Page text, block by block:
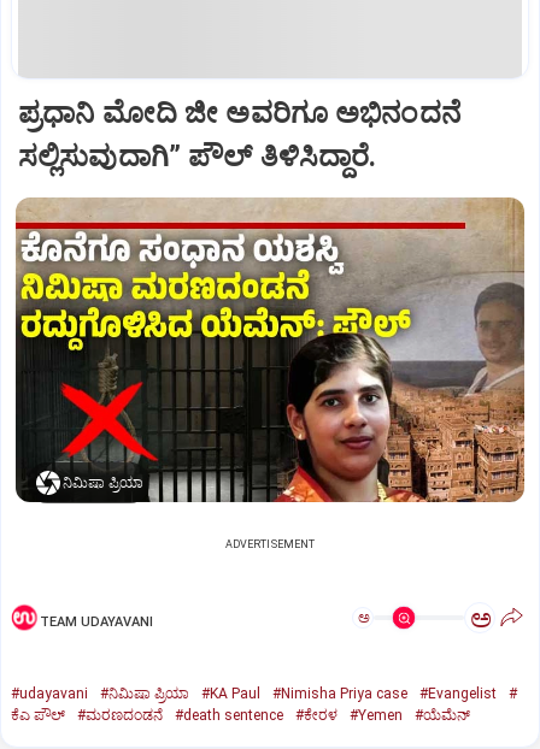
ಪ್ರಧಾನಿ ಮೋದಿ ಜೀ ಅವರಿಗೂ ಅಭಿನಂದನೆ
ಸಲ್ಲಿಸುವುದಾಗಿ” ಪೌಲ್‌ ತಿಳಿಸಿದ್ದಾರೆ.
ನಿಮಿಷಾ ಪ್ರಿಯಾ
ADVERTISEMENT
TEAM UDAYAVANI ಅ ಅ
#udayavani #ನಿಮಿಷಾ ಪ್ರಿಯಾ #KA Paul #Nimisha Priya case #Evangelist
#
ಕೆಎ ಪೌಲ್
#ಮರಣದಂಡನೆ #death sentence #ಕೇರಳ #Yemen #ಯೆಮೆನ್‌